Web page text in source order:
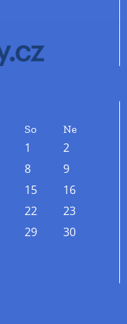
So Ne
1
2
8
9
15
16
22
23
29
30